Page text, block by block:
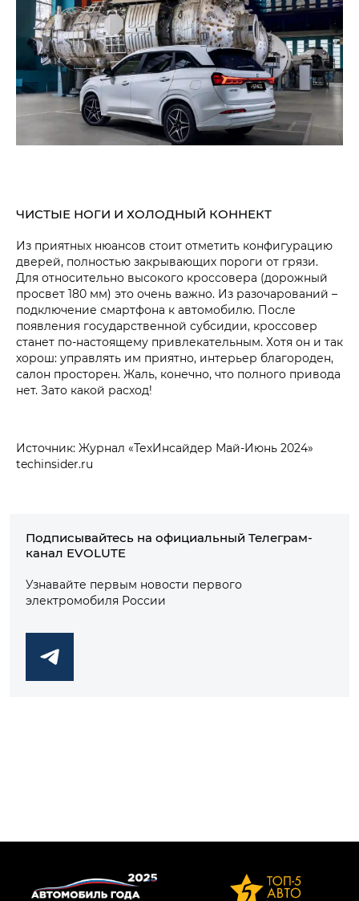
ЧИСТЫЕ НОГИ И ХОЛОДНЫЙ КОННЕКТ
Из приятных нюансов стоит отметить конфигурацию
дверей, полностью закрывающих пороги от грязи.
Для относительно высокого кроссовера (дорожный
просвет 180 мм) это очень важно. Из разочарований –
подключение смартфона к автомобилю. После
появления государственной субсидии, кроссовер
станет по-настоящему привлекательным. Хотя он и так
хорош: управлять им приятно, интерьер благороден,
салон просторен. Жаль, конечно, что полного привода
нет. Зато какой расход!
Источник: Журнал «ТехИнсайдер Май-Июнь 2024»
techinsider.ru
Подписывайтесь на официальный Телеграм-
канал EVOLUTE
Узнавайте первым новости первого
электромобиля России